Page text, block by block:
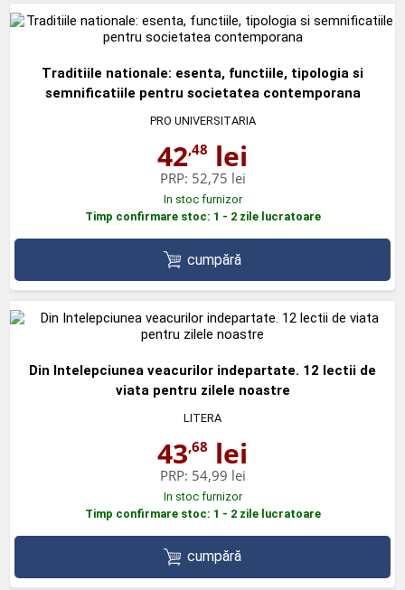
Traditiile nationale: esenta, functiile, tipologia si
semnificatiile pentru societatea contemporana
PRO UNIVERSITARIA
42,48 lei
PRP: 52,75 lei
In stoc furnizor
Timp confirmare stoc: 1 - 2 zile lucratoare
cumpără
Din Intelepciunea veacurilor indepartate. 12 lectii de
viata pentru zilele noastre
LITERA
43,68 lei
PRP: 54,99 lei
In stoc furnizor
Timp confirmare stoc: 1 - 2 zile lucratoare
cumpără